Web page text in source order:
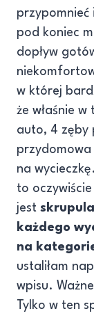
przypomnieć
pod koniec
dopływ
w której
że właśnie w
auto, 4 zęby
przydomowa
na
to
jest
każdego
na
ustaliłam
wpisu.
Tylko w ten